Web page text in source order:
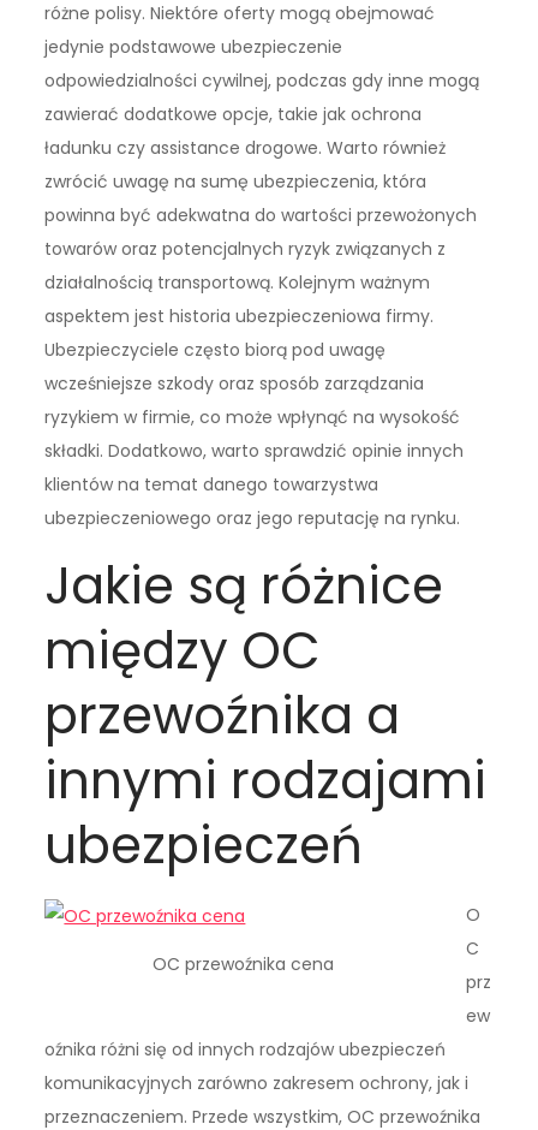
różne polisy. Niektóre oferty mogą obejmować
jedynie podstawowe ubezpieczenie
odpowiedzialności cywilnej, podczas gdy inne mogą
zawierać dodatkowe opcje, takie jak ochrona
ładunku czy assistance drogowe. Warto również
zwrócić uwagę na sumę ubezpieczenia, która
powinna być adekwatna do wartości przewożonych
towarów oraz potencjalnych ryzyk związanych z
działalnością transportową. Kolejnym ważnym
aspektem jest historia ubezpieczeniowa firmy.
Ubezpieczyciele często biorą pod uwagę
wcześniejsze szkody oraz sposób zarządzania
ryzykiem w firmie, co może wpłynąć na wysokość
składki. Dodatkowo, warto sprawdzić opinie innych
klientów na temat danego towarzystwa
ubezpieczeniowego oraz jego reputację na rynku.
Jakie są różnice
między OC
przewoźnika a
innymi rodzajami
ubezpieczeń
OC przewoźnika cena
O
C
prz
ew
oźnika różni się od innych rodzajów ubezpieczeń
komunikacyjnych zarówno zakresem ochrony, jak i
przeznaczeniem. Przede wszystkim, OC przewoźnika